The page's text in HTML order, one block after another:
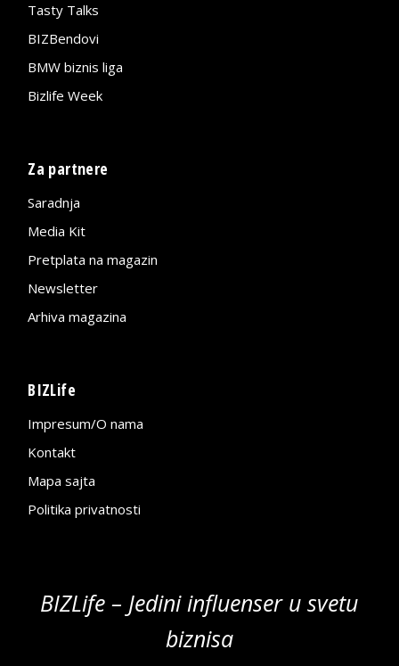
Tasty Talks
BIZBendovi
BMW biznis liga
Bizlife Week
Za partnere
Saradnja
Media Kit
Pretplata na magazin
Newsletter
Arhiva magazina
BIZLife
Impresum/O nama
Kontakt
Mapa sajta
Politika privatnosti
BIZLife – Jedini influenser u svetu
biznisa